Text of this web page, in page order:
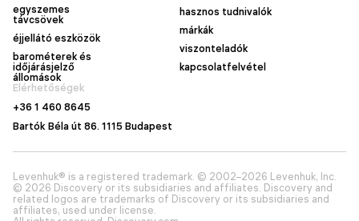
egyszemes
távcsövek
éjjellátó eszközök
barométerek és
időjárásjelző
állomások
hasznos tudnivalók
márkák
viszonteladók
kapcsolatfelvétel
Elérhetőségek
+36 1 460 8645
Bartók Béla út 86. 1115 Budapest
Levenhuk® is a registered trademark. © 2002–2026 Levenhuk, Inc.
© 2026 Discovery or its subsidiaries and affiliates. Discovery and
related logos are trademarks of Discovery or its subsidiaries and
affiliates, used under license.